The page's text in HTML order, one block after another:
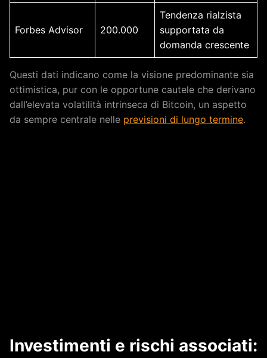
Forbes Advisor 200.000
Tendenza rialzista
supportata da
domanda crescente
Questi dati indicano come la visione predominante sia
ottimistica, pur con le opportune cautele che derivano
dall’elevata volatilità intrinseca di Bitcoin, un aspetto
da sempre centrale nelle previsioni di lungo termine.
Investimenti e rischi associati: